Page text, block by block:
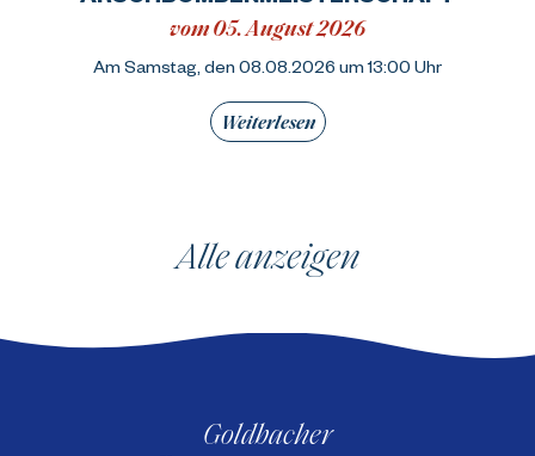
vom 05. August 2026
Am Samstag, den 08.08.2026 um 13:00 Uhr
Weiterlesen
Alle anzeigen
Goldbacher